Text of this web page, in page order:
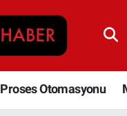
Proses Otomasyonu